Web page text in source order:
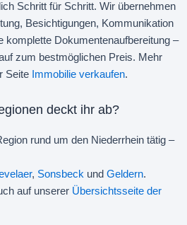
Schritt für Schritt. Wir übernehmen
Besichtigungen, Kommunikation
komplette Dokumentenaufbereitung –
zum bestmöglichen Preis. Mehr
Seite Immobilie verkaufen.
deckt ihr ab?
rund um den Niederrhein tätig –
, Sonsbeck und Geldern.
auf unserer Übersichtsseite der